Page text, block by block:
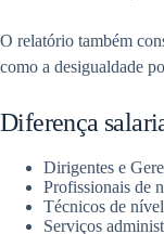
O relatório também
como a desigualdade
Diferença
Dirigentes e
Profissionais de
Técnicos de
Serviços